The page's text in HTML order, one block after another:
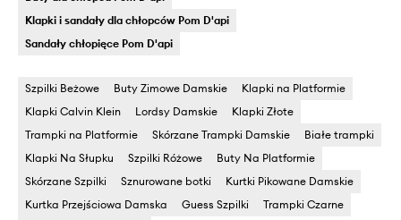
Klapki i sandały dla chłopców Pom D'api
Sandały chłopięce Pom D'api
Szpilki Beżowe Buty Zimowe Damskie
Klapki na Platformie
Klapki Calvin Klein
Lordsy Damskie
Klapki Złote
Trampki na Platformie
Skórzane Trampki Damskie
Białe trampki
Klapki Na Słupku
Szpilki Różowe
Buty Na Platformie
Skórzane Szpilki
Sznurowane botki
Kurtki Pikowane Damskie
Kurtka Przejściowa Damska
Guess Szpilki
Trampki Czarne